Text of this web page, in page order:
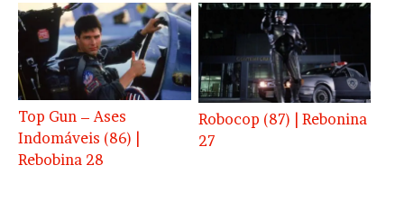
Top Gun – Ases
Indomáveis (86) |
Rebobina 28
Robocop (87) | Rebonina
27